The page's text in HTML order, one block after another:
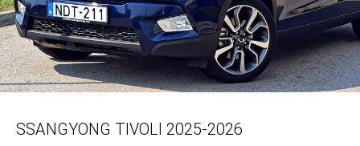
SSANGYONG TIVOLI 2025-2026